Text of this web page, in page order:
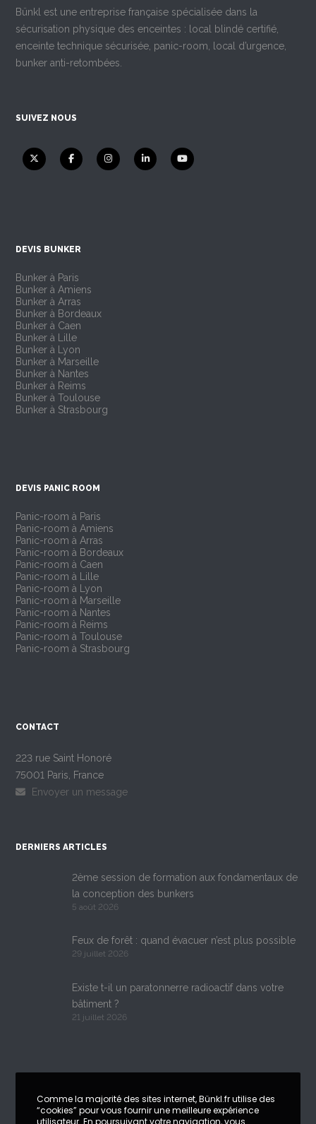
Bünkl est une entreprise française spécialisée dans la
sécurisation physique des enceintes : local blindé certifié,
enceinte technique sécurisée, panic-room, local d’urgence,
bunker anti-retombées.
SUIVEZ NOUS
DEVIS BUNKER
Bunker à Paris
Bunker à Amiens
Bunker à Arras
Bunker à Bordeaux
Bunker à Caen
Bunker à Lille
Bunker à Lyon
Bunker à Marseille
Bunker à Nantes
Bunker à Reims
Bunker à Toulouse
Bunker à Strasbourg
DEVIS PANIC ROOM
Panic-room à Paris
Panic-room à Amiens
Panic-room à Arras
Panic-room à Bordeaux
Panic-room à Caen
Panic-room à Lille
Panic-room à Lyon
Panic-room à Marseille
Panic-room à Nantes
Panic-room à Reims
Panic-room à Toulouse
Panic-room à Strasbourg
CONTACT
223 rue Saint Honoré
75001 Paris, France
Envoyer un message
DERNIERS ARTICLES
2ème session de formation aux fondamentaux de
la conception des bunkers
5 août 2026
Feux de forêt : quand évacuer n’est plus possible
29 juillet 2026
Existe t-il un paratonnerre radioactif dans votre
bâtiment ?
21 juillet 2026
Comme la majorité des sites internet, Bünkl.fr utilise des
“cookies” pour vous fournir une meilleure expérience
utilisateur. En poursuivant votre navigation, vous